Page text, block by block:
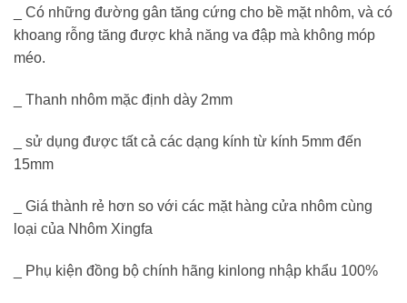
_ Có những đường gân tăng cứng cho bề mặt nhôm, và có
khoang rỗng tăng được khả năng va đập mà không móp
méo.
_ Thanh nhôm mặc định dày 2mm
_ sử dụng được tất cả các dạng kính từ kính 5mm đến
15mm
_ Giá thành rẻ hơn so với các mặt hàng cửa nhôm cùng
loại của Nhôm Xingfa
_ Phụ kiện đồng bộ chính hãng kinlong nhập khẩu 100%